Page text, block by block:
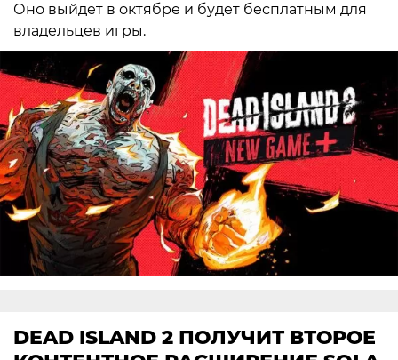
Оно выйдет в октябре и будет бесплатным для
владельцев игры.
DEAD ISLAND 2 ПОЛУЧИТ ВТОРОЕ